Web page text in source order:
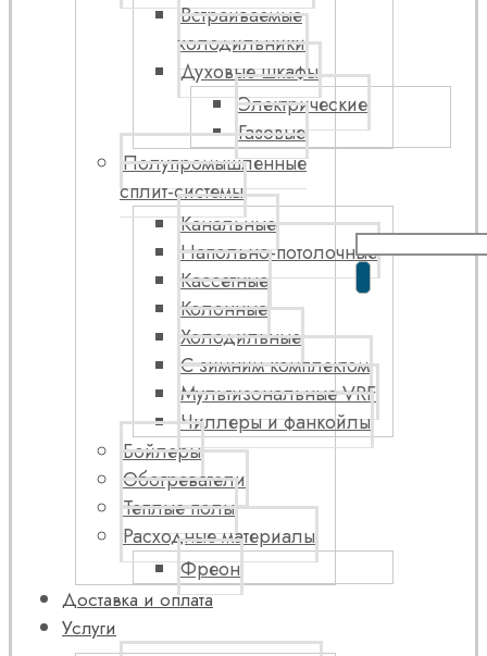
Встраиваемые
холодильники
Духовые шкафы
Электрические
Газовые
Полупромышленные
сплит-системы
Канальные
Напольно-потолочные
Кассетные
Колонные
Холодильные
С зимним комплектом
Мультизональные VRF
Чиллеры и фанкойлы
Бойлеры
Обогреватели
Теплые полы
Расходные материалы
Фреон
Доставка и оплата
Услуги